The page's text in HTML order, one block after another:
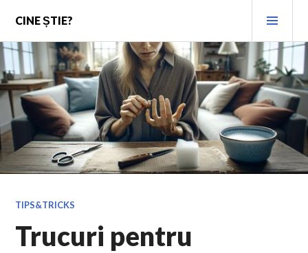
content
CINE ȘTIE?
TIPS&TRICKS
Trucuri pentru